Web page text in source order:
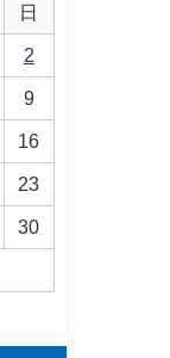
日
2
9
16
23
30